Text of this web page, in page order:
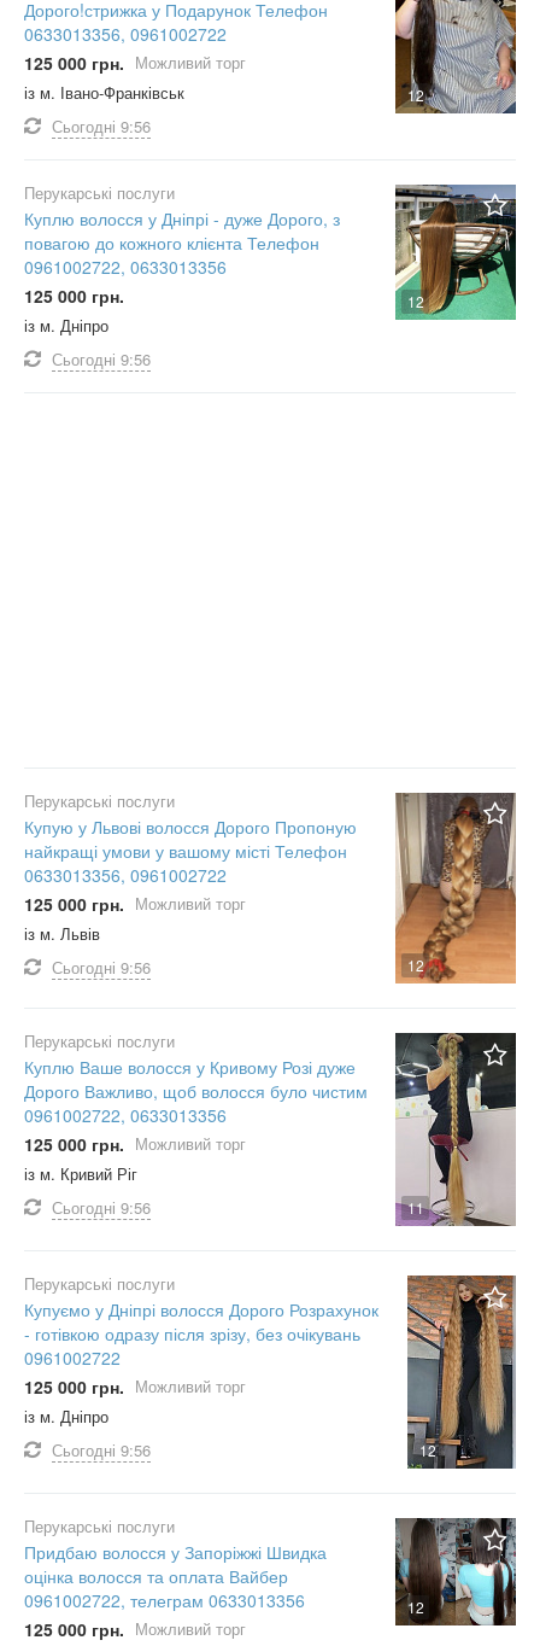
12
Дорого!стрижка у Подарунок Телефон
0633013356, 0961002722
125 000 грн. Можливий торг
із м. Івано-Франківськ
Сьогодні 9:56
12
Перукарські послуги
Куплю волосся у Дніпрі - дуже Дорого, з
повагою до кожного клієнта Телефон
0961002722, 0633013356
125 000 грн.
із м. Дніпро
Сьогодні 9:56
12
Перукарські послуги
Купую у Львові волосся Дорого Пропоную
найкращі умови у вашому місті Телефон
0633013356, 0961002722
125 000 грн. Можливий торг
із м. Львів
Сьогодні 9:56
11
Перукарські послуги
Куплю Ваше волосся у Кривому Розі дуже
Дорого Важливо, щоб волосся було чистим
0961002722, 0633013356
125 000 грн. Можливий торг
із м. Кривий Ріг
Сьогодні 9:56
12
Перукарські послуги
Купуємо у Дніпрі волосся Дорого Розрахунок
- готівкою одразу після зрізу, без очікувань
0961002722
125 000 грн. Можливий торг
із м. Дніпро
Сьогодні 9:56
12
Перукарські послуги
Придбаю волосся у Запоріжжі Швидка
оцінка волосся та оплата Вайбер
0961002722, телеграм 0633013356
125 000 грн. Можливий торг